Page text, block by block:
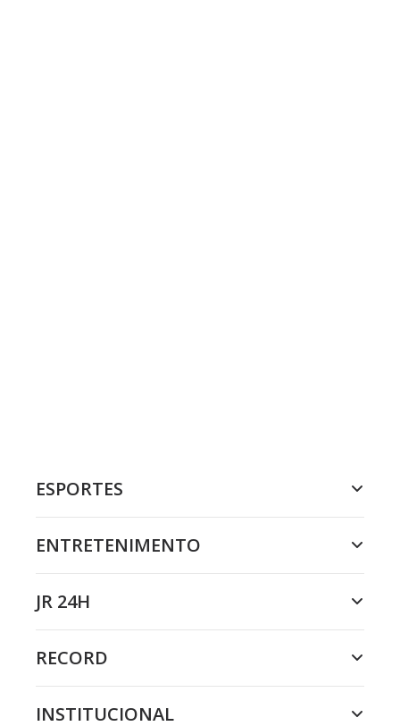
ESPORTES
ENTRETENIMENTO
JR 24H
RECORD
INSTITUCIONAL